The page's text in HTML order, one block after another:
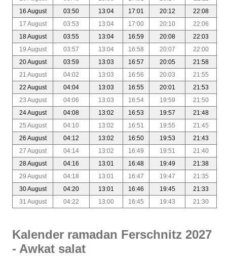
16 August
03:50 13:04 17:01 20:12
22:08
17 August
03:53 13:04 17:00 20:10
22:06
18 August
03:55 13:04 16:59 20:08
22:03
19 August
03:57 13:04 16:58 20:07
22:00
20 August
03:59 13:03 16:57 20:05
21:58
21 August
04:02 13:03 16:56 20:03
21:55
22 August
04:04 13:03 16:55 20:01
21:53
23 August
04:06 13:03 16:54 19:59
21:50
24 August
04:08 13:02 16:53 19:57
21:48
25 August
04:10 13:02 16:51 19:55
21:45
26 August
04:12 13:02 16:50 19:53
21:43
27 August
04:14 13:02 16:49 19:51
21:40
28 August
04:16 13:01 16:48 19:49
21:38
29 August
04:18 13:01 16:47 19:47
21:35
30 August
04:20 13:01 16:46 19:45
21:33
31 August
04:22 13:00 16:45 19:43 21:30
Kalender ramadan Ferschnitz 2027
- Awkat salat